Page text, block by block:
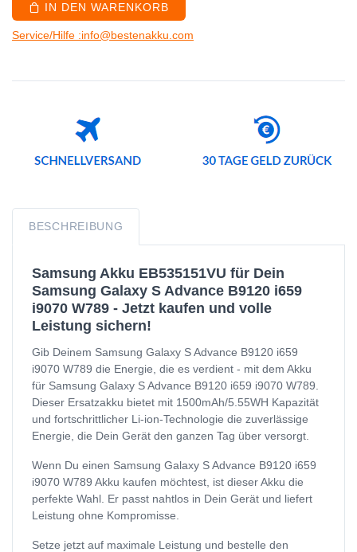
IN DEN WARENKORB
Service/Hilfe :info@bestenakku.com
BESCHREIBUNG
Samsung Akku EB535151VU für Dein
Samsung Galaxy S Advance B9120 i659
i9070 W789 - Jetzt kaufen und volle
Leistung sichern!
Gib Deinem Samsung Galaxy S Advance B9120 i659
i9070 W789 die Energie, die es verdient - mit dem Akku
für Samsung Galaxy S Advance B9120 i659 i9070 W789.
Dieser Ersatzakku bietet mit 1500mAh/5.55WH Kapazität
und fortschrittlicher Li-ion-Technologie die zuverlässige
Energie, die Dein Gerät den ganzen Tag über versorgt.
Wenn Du einen Samsung Galaxy S Advance B9120 i659
i9070 W789 Akku kaufen möchtest, ist dieser Akku die
perfekte Wahl. Er passt nahtlos in Dein Gerät und liefert
Leistung ohne Kompromisse.
Setze jetzt auf maximale Leistung und bestelle den